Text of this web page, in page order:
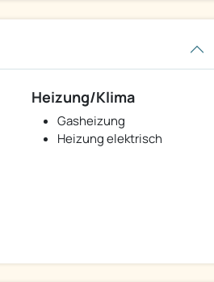
Heizung/Klima
Gasheizung
Heizung elektrisch